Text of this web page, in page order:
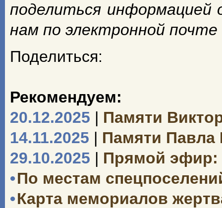
поделиться информацией
нам по электронной почте
Поделиться:
Рекомендуем:
20.12.2025 | Памяти
14.11.2025 | Памяти Павла
29.10.2025 | Прямой эфир:
•По местам
•Карта мемориалов